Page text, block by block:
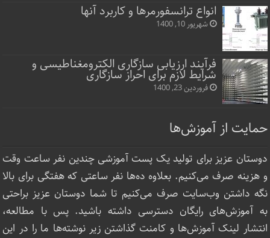
انواع ترانسفورمرها و کاربرد آنها
شهریور 10, 1400
فرآیند ارزیابی سازگاری الکترومغناطیسی و
شرایط لازم برای احراز سازگاری
فروردین 23, 1400
حمایت از آموزش‌ها
دوستان عزیز برای تولید یک پست آموزشی چندین نفر ساعت‌ وقت
و هزینه صرف می‌کنیم. بعلاوه ده‌ها نفر ساعتی که هفتگی برای بالا
نگه داشتن وب‌سایت صرف ‌می‌کنیم تا شما دوستان عزیز براحتی
به آموزش‌های رایگان دسترسی داشته باشید. پس با مطالعه،
انتشار لینک‌ آموزش‌ها و کامنت گذاشتن زیر نوشته‌‌ها ما را در این